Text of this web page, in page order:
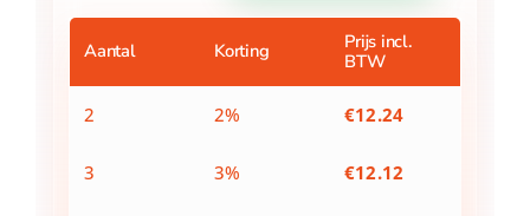
aantal
Aantal Korting
Prijs incl.
BTW
2 2% €12.24
3 3% €12.12